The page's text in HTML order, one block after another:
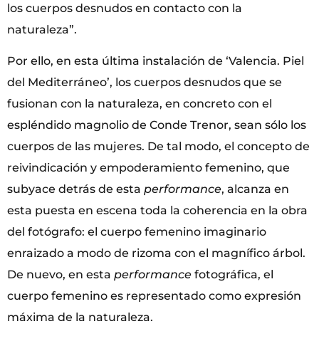
los cuerpos desnudos en contacto con la
naturaleza”.
Por ello, en esta última instalación de ‘Valencia. Piel
del Mediterráneo’, los cuerpos desnudos que se
fusionan con la naturaleza, en concreto con el
espléndido magnolio de Conde Trenor, sean sólo los
cuerpos de las mujeres. De tal modo, el concepto de
reivindicación y empoderamiento femenino, que
subyace detrás de esta performance, alcanza en
esta puesta en escena toda la coherencia en la obra
del fotógrafo: el cuerpo femenino imaginario
enraizado a modo de rizoma con el magnífico árbol.
De nuevo, en esta performance fotográfica, el
cuerpo femenino es representado como expresión
máxima de la naturaleza.